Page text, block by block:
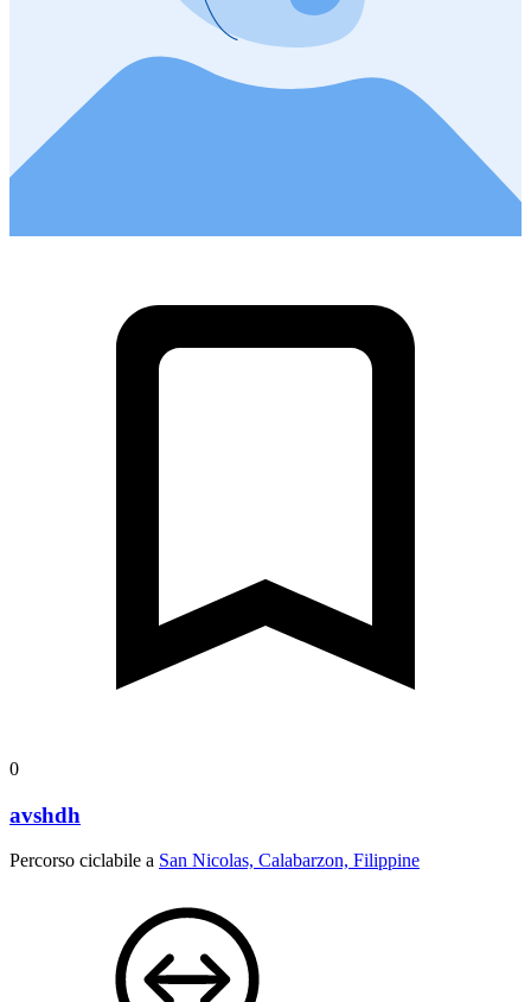
0
avshdh
Percorso ciclabile a San Nicolas, Calabarzon, Filippine